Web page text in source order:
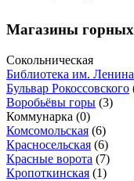
Магазины
Сокольническая
Библиотека им. Ленина
Бульвар Рокоссовского
Воробьёвы горы (3)
Коммунарка (0)
Комсомольская (6)
Красносельская (6)
Красные ворота (7)
Кропоткинская (1)